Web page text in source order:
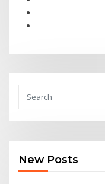
New Posts